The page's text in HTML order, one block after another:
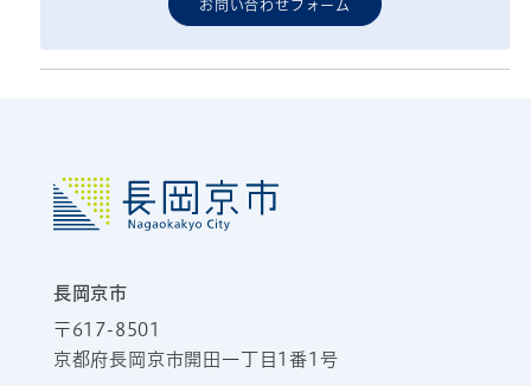
お問い合わせフォーム
長岡京市
〒617-8501
京都府長岡京市開田一丁目1番1号